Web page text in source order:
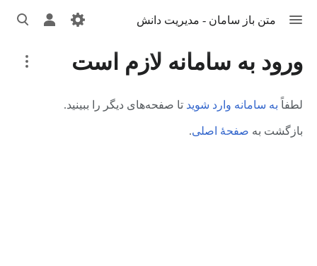
منو
متن باز سامان - مدیریت دانش
تغییر
منوی
تغییر
ورود به سامانه لازم است
More
actions
لطفاً به سامانه وارد شوید تا صفحه‌های دیگر را ببینید.
بازگشت به صفحهٔ اصلی.